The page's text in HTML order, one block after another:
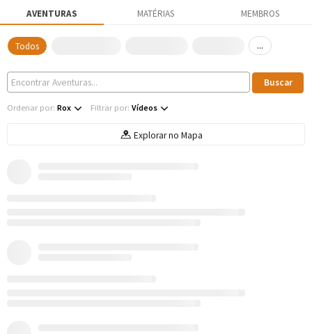
AVENTURAS MATÉRIAS MEMBROS
Todos ...
Ordenar por: Rox Filtrar por: Vídeos
Explorar no Mapa